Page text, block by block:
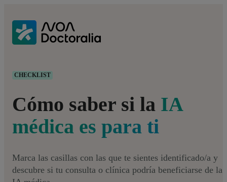
CHECKLIST
Cómo saber si la IA
médica es para ti
Marca las casillas con las que te sientes identificado/a y
descubre si tu consulta o clínica podría beneficiarse de la